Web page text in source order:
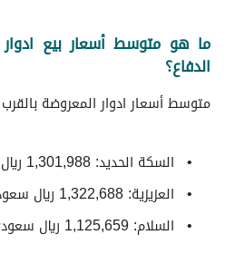
ما هو متوسط أسعار بيع
الدفاع؟
متوسط ​​أسعار ادوار المعروضة
السكة الحديد: 1,301,988 ريال سعودي
العزيزية: 1,322,688 ريال سعودي
السلام: 1,125,659 ريال سعودي